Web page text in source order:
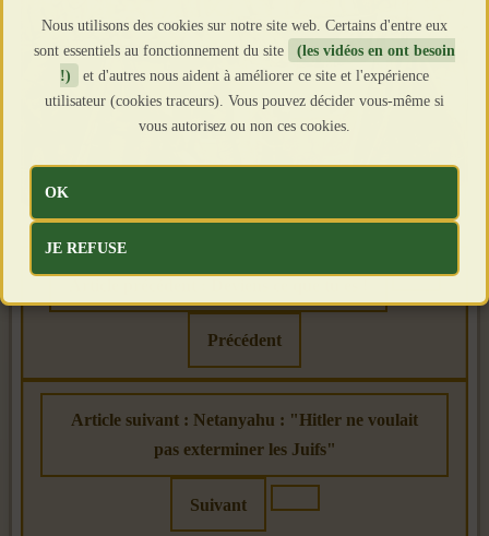
Précédent
Article suivant : Netanyahu : "Hitler ne voulait
pas exterminer les Juifs"
Suivant
Nous utilisons des cookies sur notre site web. Certains d'entre eux
sont essentiels au fonctionnement du site
(les vidéos en ont besoin
!)
et d'autres nous aident à améliorer ce site et l'expérience
utilisateur (cookies traceurs). Vous pouvez décider vous-même si
vous autorisez ou non ces cookies.
OK
JE REFUSE